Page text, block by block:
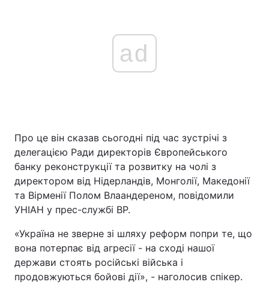
ad
Про це він сказав сьогодні під час зустрічі з
делегацією Ради директорів Європейського
банку реконструкції та розвитку на чолі з
директором від Нідерландів, Монголії, Македонії
та Вірменії Полом Влаандереном, повідомили
УНІАН у прес-службі ВР.
«Україна не зверне зі шляху реформ попри те, що
вона потерпає від агресії - на сході нашої
держави стоять російські війська і
продовжуються бойові дії», - наголосив спікер.